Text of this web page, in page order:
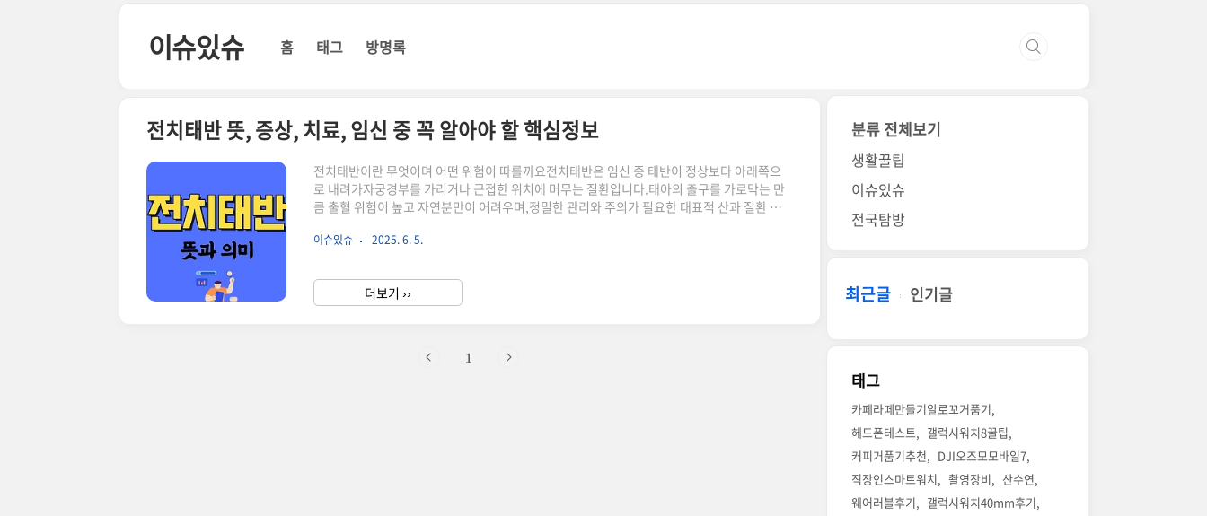
이슈있슈 홈 태그 방명록
전치태반 뜻, 증상, 치료, 임신 중 꼭 알아야 할 핵심정보
전치태반이란 무엇이며 어떤 위험이 따를까요전치태반은 임신 중 태반이 정상보다 아래쪽으
로 내려가자궁경부를 가리거나 근접한 위치에 머무는 질환입니다.태아의 출구를 가로막는 만
큼 출혈 위험이 높고 자연분만이 어려우며,정밀한 관리와 주의가 필요한 대표적 산과 질환 중
야 할 태반이아래쪽, 즉 자궁경부 부근에 위치하게 되는 상태를 말합니다.이로 인해 태반이 출
기전치태반은 태반의 위치에 따라 네 가지로 구분됩니다.아래 표로 간단히 정리해봤습니다.분
류명 설명완전 전치태반자궁경부를 완전히 덮음부분 전치태반자궁경부 일부를 덮음가장자리
이슈있슈 2025. 6. 5.
더보기 ››
1
분류 전체보기
생활꿀팁
이슈있슈
전국탐방
최근글 인기글
태그
카페라떼만들기알로꼬거품기
헤드폰테스트
갤럭시워치8꿀팁
커피거품기추천
DJI오즈모모바일7
직장인스마트워치
촬영장비
산수연
웨어러블후기
갤럭시워치40mm후기